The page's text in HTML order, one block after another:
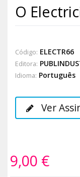
O
Código: ELECTR66
Editora:
Idioma: Português
Ver
9,00 €